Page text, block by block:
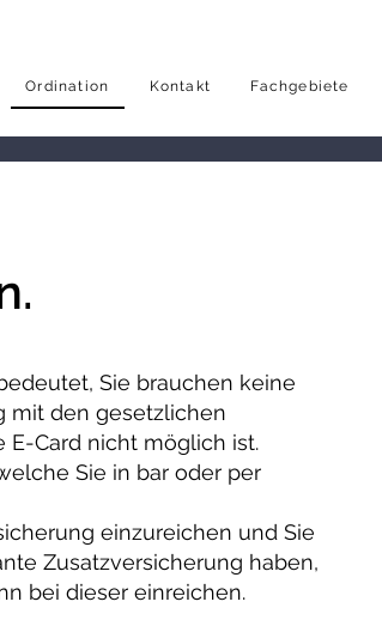
Ordination Kontakt Fachgebiete
Sie brauchen keine
mit den gesetzlichen
E-Card nicht möglich ist.
Sie in bar oder per
einzureichen und Sie
Zusatzversicherung haben,
bei dieser einreichen.